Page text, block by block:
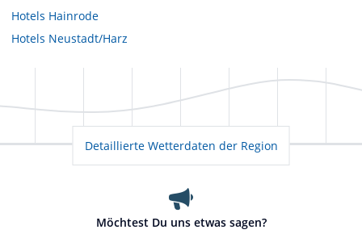
Hotels Hainrode
Hotels Neustadt/Harz
Detaillierte Wetterdaten der Region
Möchtest Du uns etwas sagen?